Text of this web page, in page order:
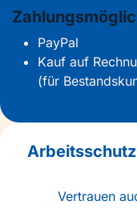
PayPal
Kauf auf
(für
Vertrauen